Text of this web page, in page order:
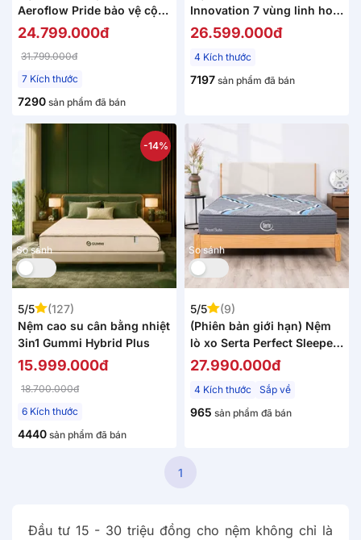
Aeroflow Pride bảo vệ cột
sống dày 22cm
24.799.000đ
31.799.000đ
7 Kích thước
7290 sản phẩm đã bán
Innovation 7 vùng linh hoạt
dày 30cm
26.599.000đ
4 Kích thước
7197 sản phẩm đã bán
So sánh
-14%
5/5
(127)
Nệm cao su cân bằng nhiệt
3in1 Gummi Hybrid Plus
15.999.000đ
18.700.000đ
6 Kích thước
4440 sản phẩm đã bán
So sánh
5/5
(9)
(Phiên bản giới hạn) Nệm
lò xo Serta Perfect Sleeper
Royal Suite hoàng gia dày
27.990.000đ
4 Kích thước Sắp về
965 sản phẩm đã bán
1
Đầu tư 15 - 30 triệu đồng cho nệm không chỉ là